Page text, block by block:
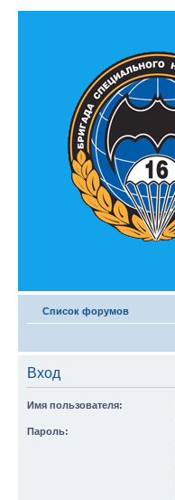
Список форумов
Вход
Имя пользователя:
Пароль: